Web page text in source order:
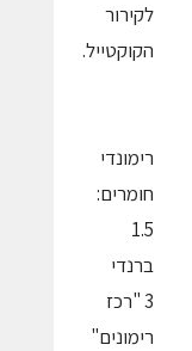
לקירור
הקוקטייל.
רימונדי
חומרים:
1.5
ברנדי
3 "רכז
רימונים"